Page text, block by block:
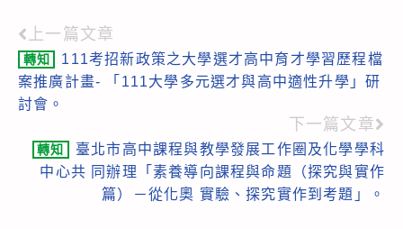
Read
more
articles
上一篇文章
轉知
111考招新政策之大學選才高中育才學習歷程檔
案推廣計畫- 「111大學多元選才與高中適性升學」研
討會。
下一篇文章
轉知
臺北市高中課程與教學發展工作圈及化學學科
中心共 同辦理「素養導向課程與命題（探究與實作
篇）－從化奧 實驗、探究實作到考題」。